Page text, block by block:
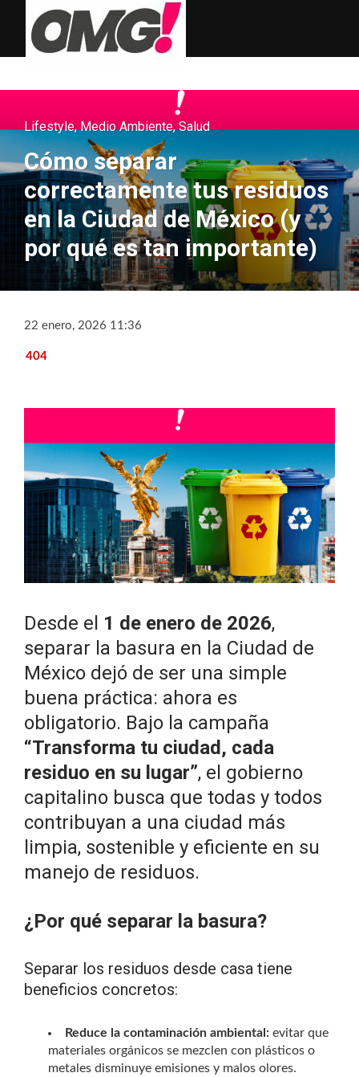
Lifestyle,Medio Ambiente,Salud
Cómo separar
correctamente tus residuos
en la Ciudad de México (y
por qué es tan importante)
22 enero, 2026 11:36
404
Desde el 1 de enero de 2026,
separar la basura en la Ciudad de
México dejó de ser una simple
buena práctica: ahora es
obligatorio. Bajo la campaña
“Transforma tu ciudad, cada
residuo en su lugar”, el gobierno
capitalino busca que todas y todos
contribuyan a una ciudad más
limpia, sostenible y eficiente en su
manejo de residuos.
¿Por qué separar la basura?
Separar los residuos desde casa tiene
beneficios concretos:
Reduce la contaminación ambiental: evitar que
materiales orgánicos se mezclen con plásticos o
metales disminuye emisiones y malos olores.